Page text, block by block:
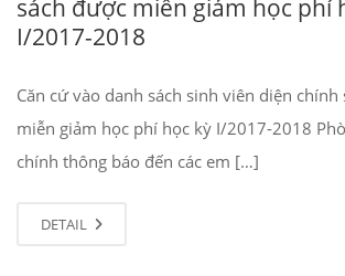
sách được miễn giảm học phí
I/2017-2018
Căn cứ vào danh sách sinh viên diện
miễn giảm học phí học kỳ I/2017-2018
chính thông báo đến các em […]
DETAIL